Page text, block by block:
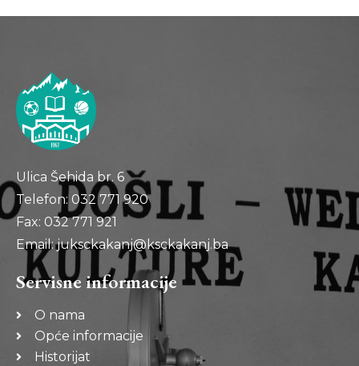
Ulica Šehida br. 6
Telefon: 032 771 920
Fax: 032 771 921
Email: juksckakanj@ksckakanj.ba
Servisne informacije
O nama
Opće informacije
Historijat